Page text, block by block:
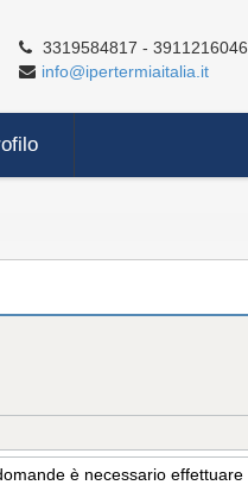
3319584817 - 3911216046
info@ipertermiaitalia.it
è necessario effettuare